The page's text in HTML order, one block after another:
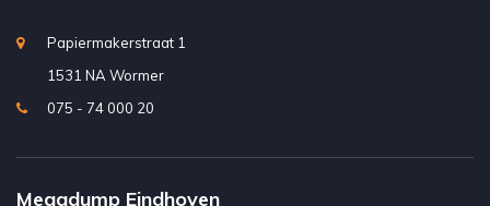
Papiermakerstraat 1
1531 NA Wormer
075 - 74 000 20
Megadump Eindhoven